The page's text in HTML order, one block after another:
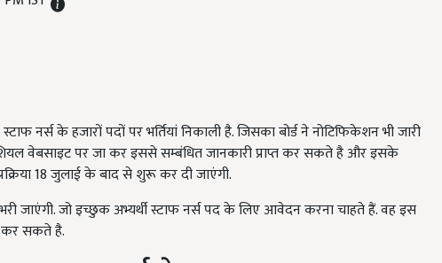
नर्स के हजारों पदों पर भर्तियां निकाली है. जिसका बोर्ड ने नोटिफिकेशन भी जारी
वेबसाइट पर जा कर इससे सम्बंधित जानकारी प्राप्त कर सकते है और इसके
18 जुलाई के बाद से शुरू कर दी जाएंगी.
जाएंगी. जो इच्छुक अभ्यर्थी स्टाफ नर्स पद के लिए आवेदन करना चाहते हैं. वह इस
कर सकते है.